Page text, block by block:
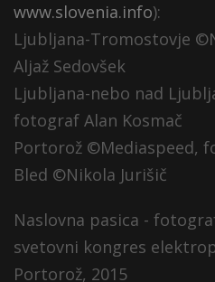
www.slovenia.info):
Ljubljana-Tromostovje
Aljaž Sedovšek
Ljubljana-nebo nad
fotograf Alan Kosmač
Portorož ©Mediaspeed,
Bled ©Nikola Jurišič
Naslovna pasica -
svetovni kongres
Portorož, 2015